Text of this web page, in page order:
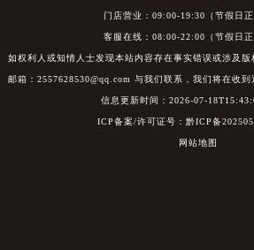
门店营业：09:00-19:30（节假日正
客服在线：08:00-22:00（节假日正
如权利人或知情人士发现本站内容存在事实错误或涉及
邮箱：2557628530@qq.com 与我们联系，我们将在收
信息更新时间：2026-07-
ICP备案/许可证号：黔ICP备
网站地图